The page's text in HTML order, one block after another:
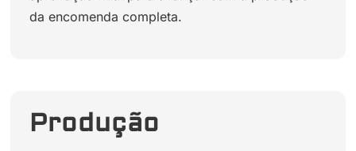
da encomenda completa.
Produção